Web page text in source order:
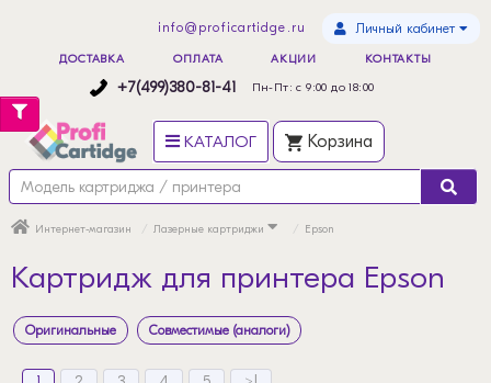
info@proficartidge.ru Личный кабинет
ДОСТАВКА ОПЛАТА АКЦИИ КОНТАКТЫ
+7(499)380-81-41 Пн-Пт: с 9:00 до 18:00
КАТАЛОГ Корзина
Интернет-магазин Лазерные картриджи Epson
Картридж для принтера Epson
Оригинальные Совместимые (аналоги)